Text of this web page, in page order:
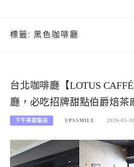
標籤: 黑色咖啡廳
台北咖啡廳【LOTUS
廳，必吃招牌甜點伯爵焙茶
下午茶甜點店 UPSSMILE 2026-05-30